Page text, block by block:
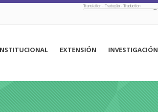
Translation - Tradução - Traduction
EXTENSIÓN INVESTIGACIÓN